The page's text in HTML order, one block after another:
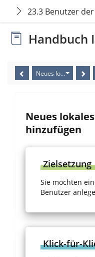
23.3 Benutzer
Handbuch
Neues lokales Konto
Neues
hinzufügen
Zielsetzung
Sie möchten
Benutzer
Klick-für-